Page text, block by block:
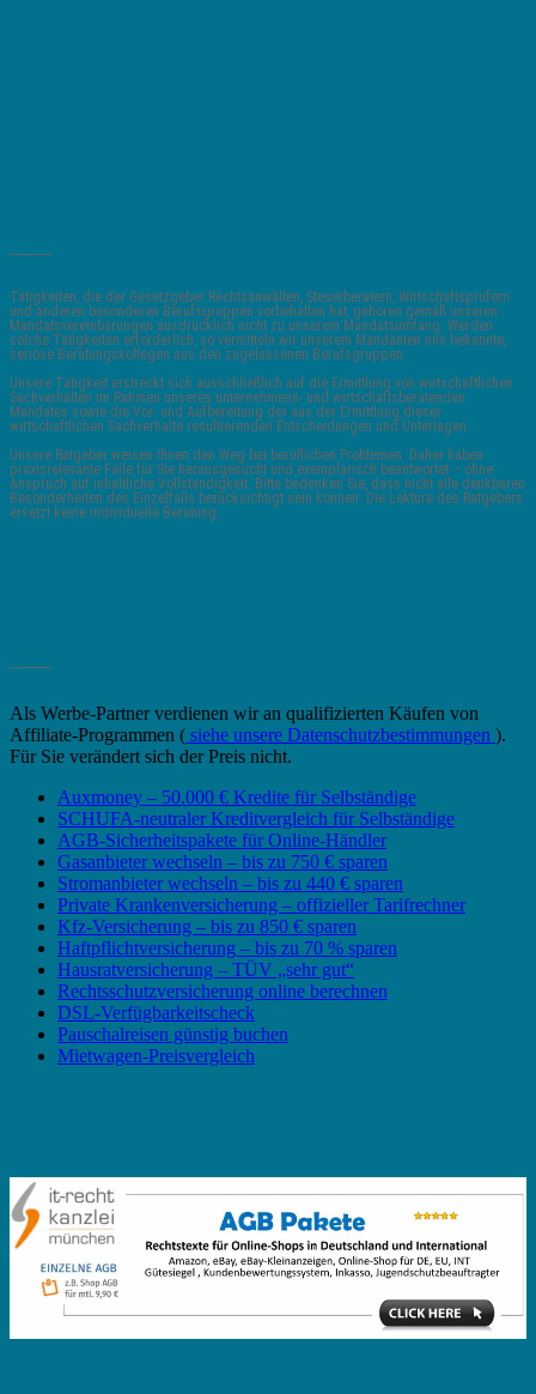
Tätigkeiten, die der Gesetzgeber Rechtsanwälten, Steuerberatern, Wirtschaftsprüfern
und anderen besonderen Berufsgruppen vorbehalten hat, gehören gemäß unseren
Mandatsvereinbarungen ausdrücklich nicht zu unserem Mandatsumfang. Werden
solche Tätigkeiten erforderlich, so vermitteln wir unserem Mandanten uns bekannte,
seriöse Beratungskollegen aus den zugelassenen Berufsgruppen.
Unsere Tätigkeit erstreckt sich ausschließlich auf die Ermittlung von wirtschaftlichen
Sachverhalten im Rahmen unseres unternehmens- und wirtschaftsberatenden
Mandates sowie die Vor- und Aufbereitung der aus der Ermittlung dieser
wirtschaftlichen Sachverhalte resultierenden Entscheidungen und Unterlagen.
Unsere Ratgeber weisen Ihnen den Weg bei beruflichen Problemen. Daher haben
praxisrelevante Fälle für Sie herausgesucht und exemplarisch beantwortet – ohne
Anspruch auf inhaltliche Vollständigkeit. Bitte bedenken Sie, dass nicht alle denkbaren
Besonderheiten des Einzelfalls berücksichtigt sein können. Die Lektüre des Ratgebers
ersetzt keine individuelle Beratung.
Als Werbe-Partner verdienen wir an qualifizierten Käufen von
Affiliate-Programmen ( siehe unsere Datenschutzbestimmungen ).
Für Sie verändert sich der Preis nicht.
Auxmoney – 50.000 € Kredite für Selbständige
SCHUFA-neutraler Kreditvergleich für Selbständige
AGB-Sicherheitspakete für Online-Händler
Gasanbieter wechseln – bis zu 750 € sparen
Stromanbieter wechseln – bis zu 440 € sparen
Private Krankenversicherung – offizieller Tarifrechner
Kfz-Versicherung – bis zu 850 € sparen
Haftpflichtversicherung – bis zu 70 % sparen
Hausratversicherung – TÜV „sehr gut“
Rechtsschutzversicherung online berechnen
DSL-Verfügbarkeitscheck
Pauschalreisen günstig buchen
Mietwagen-Preisvergleich